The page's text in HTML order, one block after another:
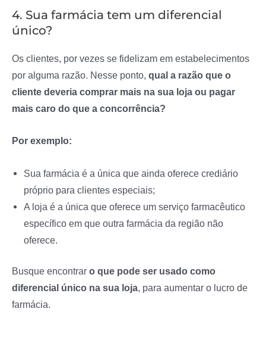
4. Sua farmácia tem um diferencial
único?
Os clientes, por vezes se fidelizam em estabelecimentos
por alguma razão. Nesse ponto, qual a razão que o
cliente deveria comprar mais na sua loja ou pagar
mais caro do que a concorrência?
Por exemplo:
Sua farmácia é a única que ainda oferece crediário
próprio para clientes especiais;
A loja é a única que oferece um serviço farmacêutico
específico em que outra farmácia da região não
oferece.
Busque encontrar o que pode ser usado como
diferencial único na sua loja, para aumentar o lucro de
farmácia.